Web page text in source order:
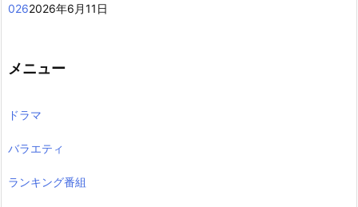
0262026年6月11日
メニュー
ドラマ
バラエティ
ランキング番組